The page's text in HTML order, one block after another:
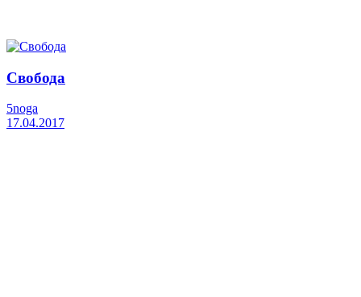
Свобода
5noga
17.04.2017